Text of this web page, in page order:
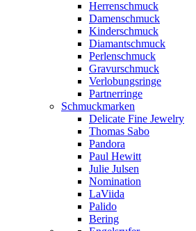
Herrenschmuck
Damenschmuck
Kinderschmuck
Diamantschmuck
Perlenschmuck
Gravurschmuck
Verlobungsringe
Partnerringe
Schmuckmarken
Delicate Fine Jewelry
Thomas Sabo
Pandora
Paul Hewitt
Julie Julsen
Nomination
LaViida
Palido
Bering